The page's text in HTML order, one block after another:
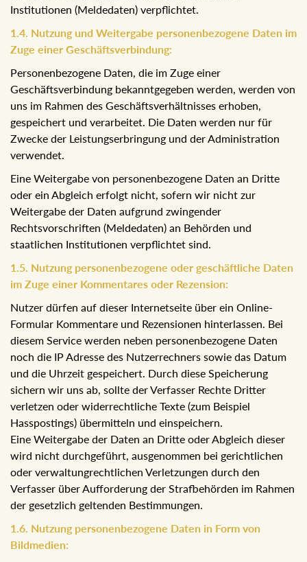
Institutionen (Meldedaten) verpflichtet.
1.4. Nutzung und Weitergabe personenbezogene Daten im
Zuge einer Geschäftsverbindung:
Personenbezogene Daten, die im Zuge einer
Geschäftsverbindung bekanntgegeben werden, werden von
uns im Rahmen des Geschäftsverhältnisses erhoben,
gespeichert und verarbeitet. Die Daten werden nur für
Zwecke der Leistungserbringung und der Administration
verwendet.
Eine Weitergabe von personenbezogene Daten an Dritte
oder ein Abgleich erfolgt nicht, sofern wir nicht zur
Weitergabe der Daten aufgrund zwingender
Rechtsvorschriften (Meldedaten) an Behörden und
staatlichen Institutionen verpflichtet sind.
1.5. Nutzung personenbezogene oder geschäftliche Daten
im Zuge einer Kommentares oder Rezension:
Nutzer dürfen auf dieser Internetseite über ein Online-
Formular Kommentare und Rezensionen hinterlassen. Bei
diesem Service werden neben personenbezogene Daten
noch die IP Adresse des Nutzerrechners sowie das Datum
und die Uhrzeit gespeichert. Durch diese Speicherung
sichern wir uns ab, sollte der Verfasser Rechte Dritter
verletzen oder widerrechtliche Texte (zum Beispiel
Hasspostings) übermitteln und einspeichern.
Eine Weitergabe der Daten an Dritte oder Abgleich dieser
wird nicht durchgeführt, ausgenommen bei gerichtlichen
oder verwaltungrechtlichen Verletzungen durch den
Verfasser über Aufforderung der Strafbehörden im Rahmen
der gesetzlich geltenden Bestimmungen.
1.6. Nutzung personenbezogene Daten in Form von
Bildmedien: